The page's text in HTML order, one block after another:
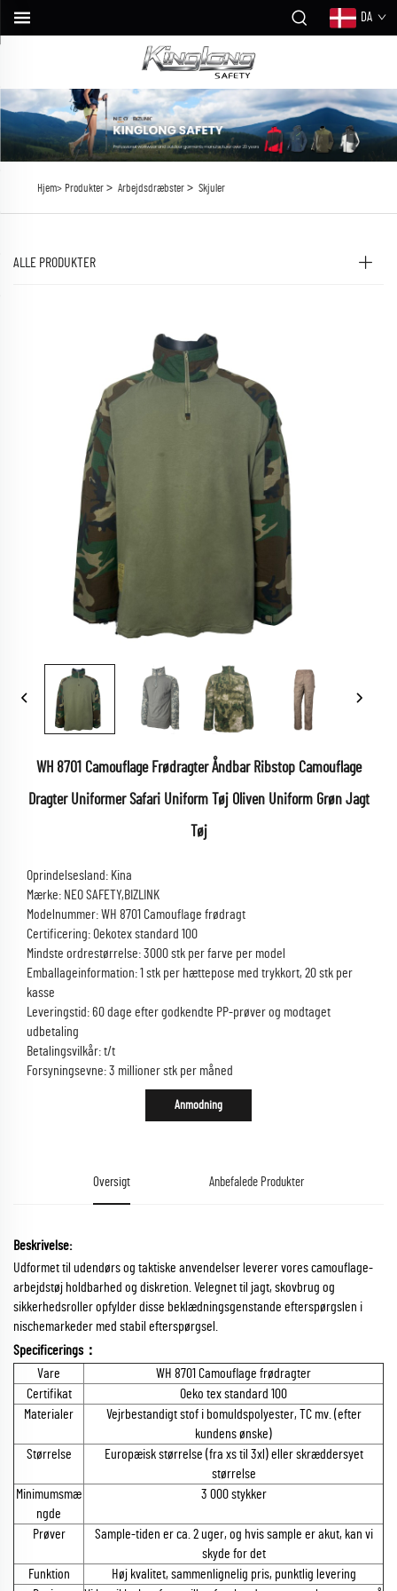
DA
Hjem> Produkter> Arbejdsdræbster> Skjuler
ALLE PRODUKTER
WH 8701 Camouflage Frødragter Åndbar Ribstop Camouflage
Dragter Uniformer Safari Uniform Tøj Oliven Uniform Grøn Jagt
Tøj
Oprindelsesland: Kina
Mærke: NEO SAFETY,BIZLINK
Modelnummer: WH 8701 Camouflage frødragt
Certificering: Oekotex standard 100
Mindste ordrestørrelse: 3000 stk per farve per model
Emballageinformation: 1 stk per hættepose med trykkort, 20 stk per
kasse
Leveringstid: 60 dage efter godkendte PP-prøver og modtaget
udbetaling
Betalingsvilkår: t/t
Forsyningsevne: 3 millioner stk per måned
Anmodning
Oversigt Anbefalede Produkter
Beskrivelse:
Udformet til udendørs og taktiske anvendelser leverer vores camouflage-
arbejdstøj holdbarhed og diskretion. Velegnet til jagt, skovbrug og
sikkerhedsroller opfylder disse beklædningsgenstande efterspørgslen i
nischemarkeder med stabil efterspørgsel.
Specificerings：
Vare
WH 8701 Camouflage frødragter
Certifikat
Oeko tex standard 100
Materialer
Vejrbestandigt stof i bomuldspolyester, TC mv. (efter
kundens ønske)
Størrelse
Europæisk størrelse (fra xs til 3xl) eller skræddersyet
størrelse
Minimumsmæ
ngde
3 000 stykker
Prøver
Sample-tiden er ca. 2 uger, og hvis sample er akut, kan vi
skyde for det
Funktion
Høj kvalitet, sammenlignelig pris, punktlig levering